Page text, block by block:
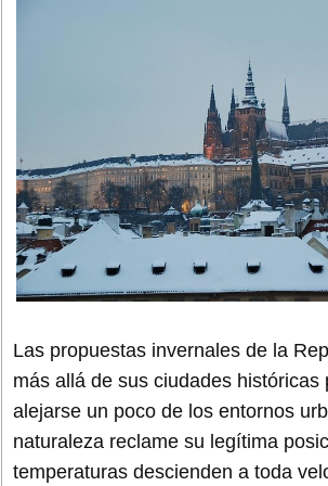
Las propuestas invernales de la
más allá de sus ciudades históricas
alejarse un poco de los entornos
naturaleza reclame su legítima
temperaturas descienden a toda